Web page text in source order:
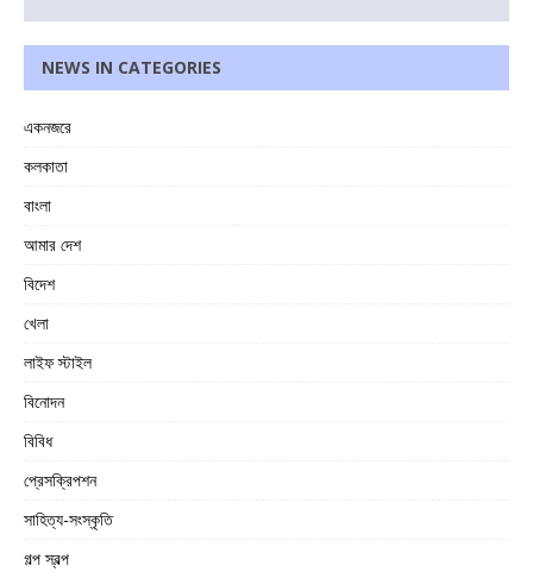
NEWS IN CATEGORIES
একনজরে
কলকাতা
বাংলা
আমার দেশ
বিদেশ
খেলা
লাইফ স্টাইল
বিনোদন
বিবিধ
প্রেসক্রিপশন
সাহিত্য-সংস্কৃতি
গল্প স্বল্প